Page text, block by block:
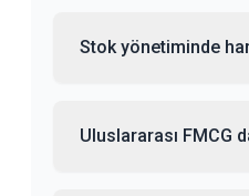
Stok yönetiminde
Uluslararası FMCG